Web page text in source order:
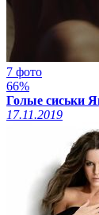
7 фото
66%
Голые сиськи
17.11.2019